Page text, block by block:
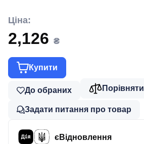
Ціна:
2,126 ₴
Купити
До обраних Порівняти
Задати питання про товар
єВідновлення